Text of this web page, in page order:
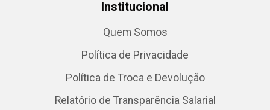
Institucional
Quem Somos
Política de Privacidade
Política de Troca e Devolução
Relatório de Transparência Salarial